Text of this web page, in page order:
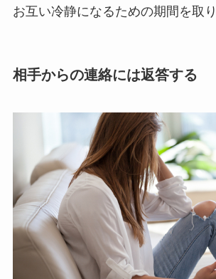
お互い冷静になるための期間を取り
相手からの連絡には返答する